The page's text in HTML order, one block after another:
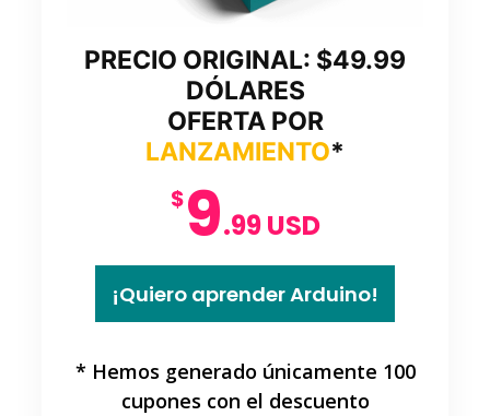
PRECIO ORIGINAL: $49.99
DÓLARES
OFERTA POR
LANZAMIENTO*
$9.99 USD
¡Quiero aprender Arduino!
* Hemos generado únicamente 100
cupones con el descuento